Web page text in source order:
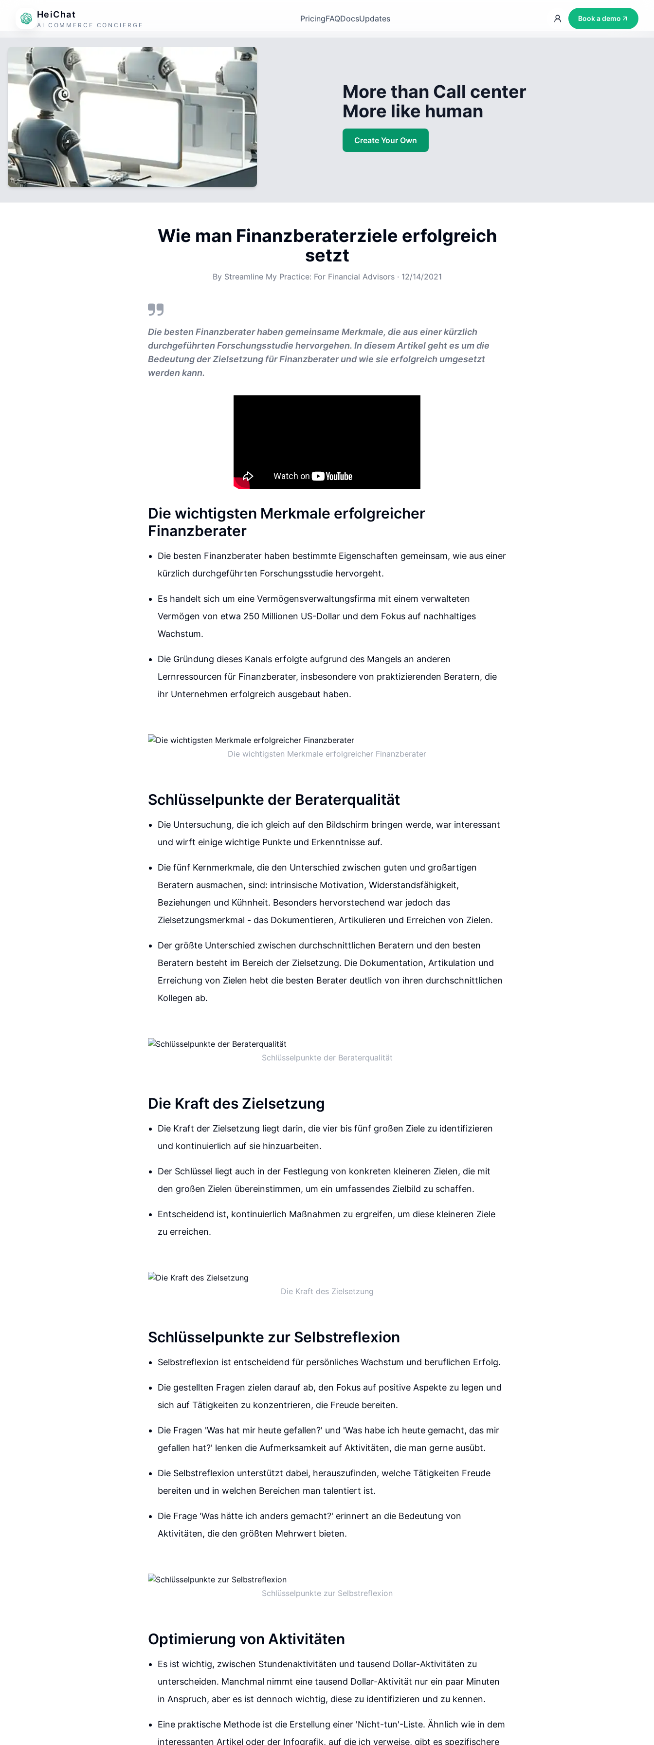
HeiChat
AI COMMERCE CONCIERGE
PricingFAQDocsUpdates Book a demo
More than Call center
More like human
Create Your Own
Wie man Finanzberaterziele erfolgreich
setzt
By Streamline My Practice: For Financial Advisors· 12/14/2021
Die besten Finanzberater haben gemeinsame Merkmale, die aus einer kürzlich
durchgeführten Forschungsstudie hervorgehen. In diesem Artikel geht es um die
Bedeutung der Zielsetzung für Finanzberater und wie sie erfolgreich umgesetzt
werden kann.
Die wichtigsten Merkmale erfolgreicher
Finanzberater
Die besten Finanzberater haben bestimmte Eigenschaften gemeinsam, wie aus einer
kürzlich durchgeführten Forschungsstudie hervorgeht.
Es handelt sich um eine Vermögensverwaltungsfirma mit einem verwalteten
Vermögen von etwa 250 Millionen US-Dollar und dem Fokus auf nachhaltiges
Wachstum.
Die Gründung dieses Kanals erfolgte aufgrund des Mangels an anderen
Lernressourcen für Finanzberater, insbesondere von praktizierenden Beratern, die
ihr Unternehmen erfolgreich ausgebaut haben.
Die wichtigsten Merkmale erfolgreicher Finanzberater
Schlüsselpunkte der Beraterqualität
Die Untersuchung, die ich gleich auf den Bildschirm bringen werde, war interessant
und wirft einige wichtige Punkte und Erkenntnisse auf.
Die fünf Kernmerkmale, die den Unterschied zwischen guten und großartigen
Beratern ausmachen, sind: intrinsische Motivation, Widerstandsfähigkeit,
Beziehungen und Kühnheit. Besonders hervorstechend war jedoch das
Zielsetzungsmerkmal - das Dokumentieren, Artikulieren und Erreichen von Zielen.
Der größte Unterschied zwischen durchschnittlichen Beratern und den besten
Beratern besteht im Bereich der Zielsetzung. Die Dokumentation, Artikulation und
Erreichung von Zielen hebt die besten Berater deutlich von ihren durchschnittlichen
Kollegen ab.
Schlüsselpunkte der Beraterqualität
Die Kraft des Zielsetzung
Die Kraft der Zielsetzung liegt darin, die vier bis fünf großen Ziele zu identifizieren
und kontinuierlich auf sie hinzuarbeiten.
Der Schlüssel liegt auch in der Festlegung von konkreten kleineren Zielen, die mit
den großen Zielen übereinstimmen, um ein umfassendes Zielbild zu schaffen.
Entscheidend ist, kontinuierlich Maßnahmen zu ergreifen, um diese kleineren Ziele
zu erreichen.
Die Kraft des Zielsetzung
Schlüsselpunkte zur Selbstreflexion
Selbstreflexion ist entscheidend für persönliches Wachstum und beruflichen Erfolg.
Die gestellten Fragen zielen darauf ab, den Fokus auf positive Aspekte zu legen und
sich auf Tätigkeiten zu konzentrieren, die Freude bereiten.
Die Fragen 'Was hat mir heute gefallen?' und 'Was habe ich heute gemacht, das mir
gefallen hat?' lenken die Aufmerksamkeit auf Aktivitäten, die man gerne ausübt.
Die Selbstreflexion unterstützt dabei, herauszufinden, welche Tätigkeiten Freude
bereiten und in welchen Bereichen man talentiert ist.
Die Frage 'Was hätte ich anders gemacht?' erinnert an die Bedeutung von
Aktivitäten, die den größten Mehrwert bieten.
Schlüsselpunkte zur Selbstreflexion
Optimierung von Aktivitäten
Es ist wichtig, zwischen Stundenaktivitäten und tausend Dollar-Aktivitäten zu
unterscheiden. Manchmal nimmt eine tausend Dollar-Aktivität nur ein paar Minuten
in Anspruch, aber es ist dennoch wichtig, diese zu identifizieren und zu kennen.
Eine praktische Methode ist die Erstellung einer 'Nicht-tun'-Liste. Ähnlich wie in dem
interessanten Artikel oder der Infografik, auf die ich verweise, gibt es spezifischere